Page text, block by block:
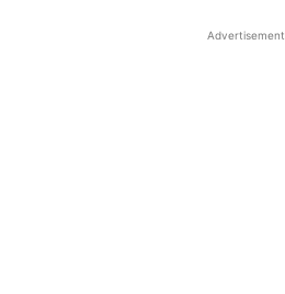
Advertisement